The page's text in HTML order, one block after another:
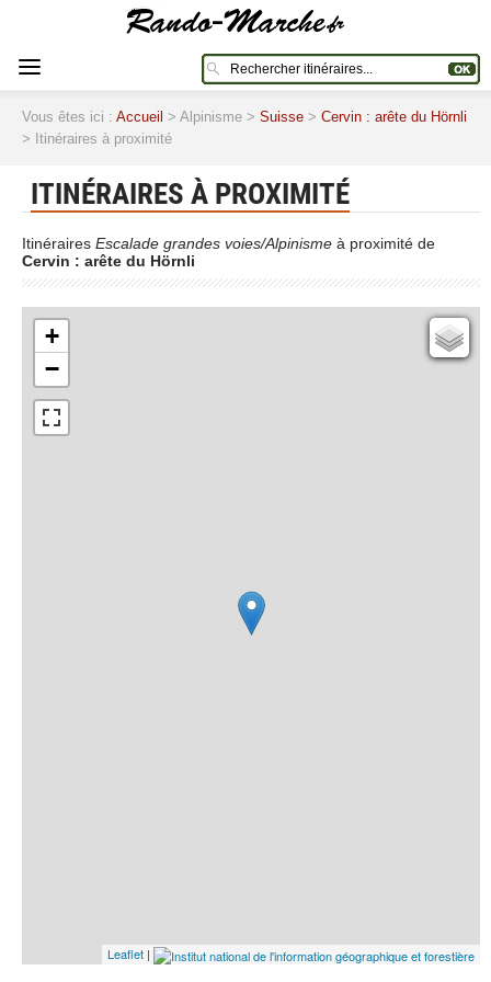
Vous êtes ici : Accueil > Alpinisme > Suisse > Cervin : arête du Hörnli
> Itinéraires à proximité
ITINÉRAIRES À PROXIMITÉ
Itinéraires Escalade grandes voies/Alpinisme à proximité de
Cervin : arête du Hörnli
+
−
Leaflet |